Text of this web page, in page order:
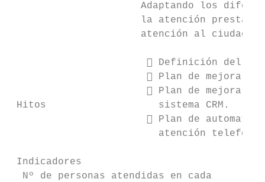
Adaptando los
la atención
atención al
 Definición del
 Plan de mejora
 Plan de mejora
Hitos                   sistema CRM.
 Plan de
atención
Indicadores
Nº de personas atendidas en cada